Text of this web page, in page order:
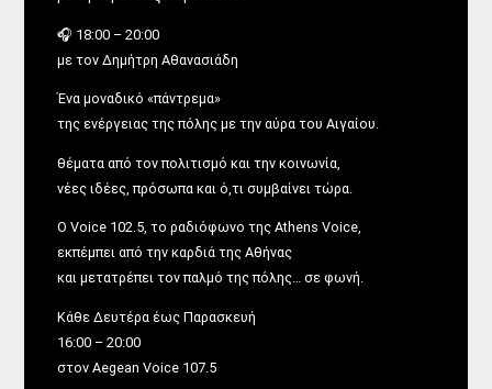
🎧 18:00 – 20:00
με τον Δημήτρη Αθανασιάδη
Ένα μοναδικό «πάντρεμα»
της ενέργειας της πόλης με την αύρα του Αιγαίου.
θέματα από τον πολιτισμό και την κοινωνία,
νέες ιδέες, πρόσωπα και ό,τι συμβαίνει τώρα.
Ο Voice 102.5, το ραδιόφωνο της Athens Voice,
εκπέμπει από την καρδιά της Αθήνας
και μετατρέπει τον παλμό της πόλης… σε φωνή.
Κάθε Δευτέρα έως Παρασκευή
16:00 – 20:00
στον Aegean Voice 107.5